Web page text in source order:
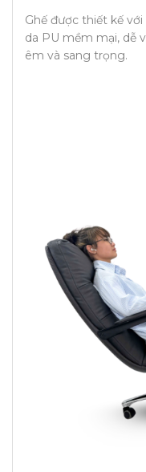
Ghế được thiết kế
da PU mềm mại, dễ
êm và sang trọng.